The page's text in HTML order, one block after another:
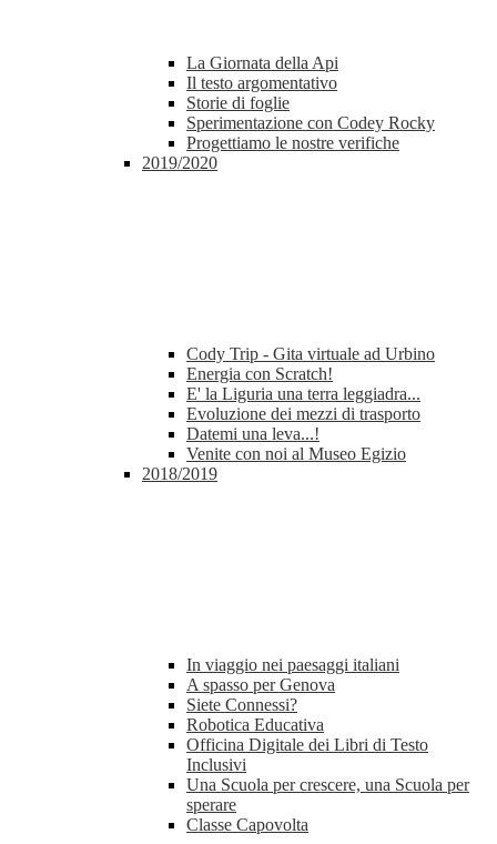
La Giornata della Api
Il testo argomentativo
Storie di foglie
Sperimentazione con Codey Rocky
Progettiamo le nostre verifiche
2019/2020
Cody Trip - Gita virtuale ad Urbino
Energia con Scratch!
E' la Liguria una terra leggiadra...
Evoluzione dei mezzi di trasporto
Datemi una leva...!
Venite con noi al Museo Egizio
2018/2019
In viaggio nei paesaggi italiani
A spasso per Genova
Siete Connessi?
Robotica Educativa
Officina Digitale dei Libri di Testo
Inclusivi
Una Scuola per crescere, una Scuola per
sperare
Classe Capovolta